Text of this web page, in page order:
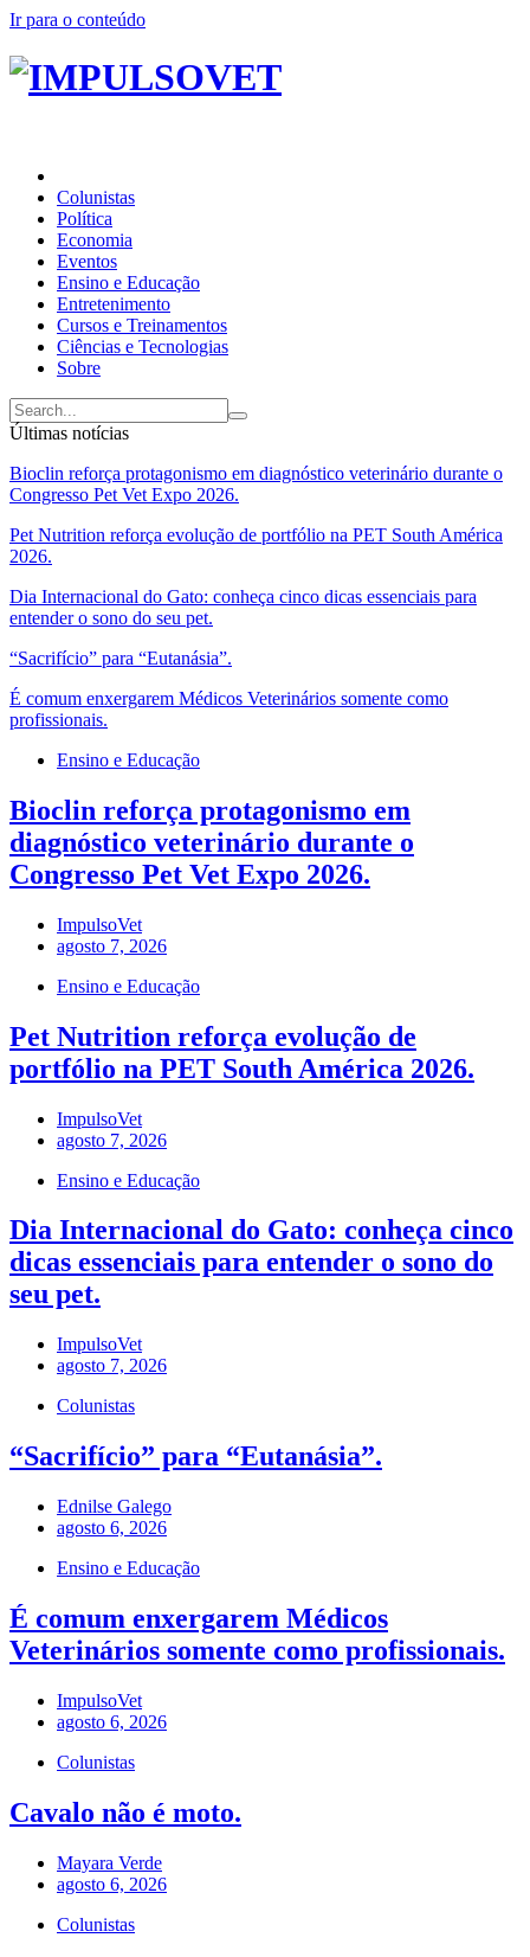
Ir para o conteúdo
Colunistas
Política
Economia
Eventos
Ensino e Educação
Entretenimento
Cursos e Treinamentos
Ciências e Tecnologias
Sobre
Últimas notícias
Bioclin reforça protagonismo em diagnóstico veterinário durante o
Congresso Pet Vet Expo 2026.
Pet Nutrition reforça evolução de portfólio na PET South América
2026.
Dia Internacional do Gato: conheça cinco dicas essenciais para
entender o sono do seu pet.
“Sacrifício” para “Eutanásia”.
É comum enxergarem Médicos Veterinários somente como
profissionais.
Ensino e Educação
Bioclin reforça protagonismo em
diagnóstico veterinário durante o
Congresso Pet Vet Expo 2026.
ImpulsoVet
agosto 7, 2026
Ensino e Educação
Pet Nutrition reforça evolução de
portfólio na PET South América 2026.
ImpulsoVet
agosto 7, 2026
Ensino e Educação
Dia Internacional do Gato: conheça cinco
dicas essenciais para entender o sono do
seu pet.
ImpulsoVet
agosto 7, 2026
Colunistas
“Sacrifício” para “Eutanásia”.
Ednilse Galego
agosto 6, 2026
Ensino e Educação
É comum enxergarem Médicos
Veterinários somente como profissionais.
ImpulsoVet
agosto 6, 2026
Colunistas
Cavalo não é moto.
Mayara Verde
agosto 6, 2026
Colunistas